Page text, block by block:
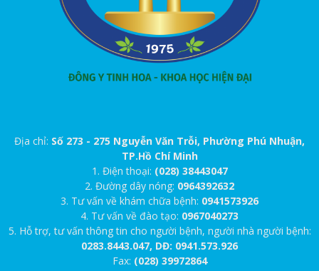
Địa chỉ: Số 273 - 275 Nguyễn Văn Trỗi, Phường Phú Nhuận,
TP.Hồ Chí Minh
1. Điện thoại: (028) 38443047
2. Đường dây nóng: 0964392632
3. Tư vấn về khám chữa bệnh: 0941573926
4. Tư vấn về đào tạo: 0967040273
5. Hỗ trợ, tư vấn thông tin cho người bệnh, người nhà người bệnh:
0283.8443.047, DĐ: 0941.573.926
Fax: (028) 39972864